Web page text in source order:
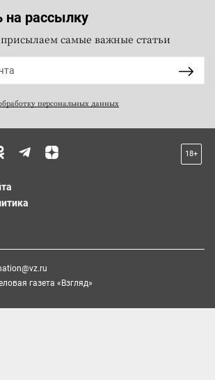
на рассылку
самые важные статьи
персональных данных
18+
газета «Взгляд»